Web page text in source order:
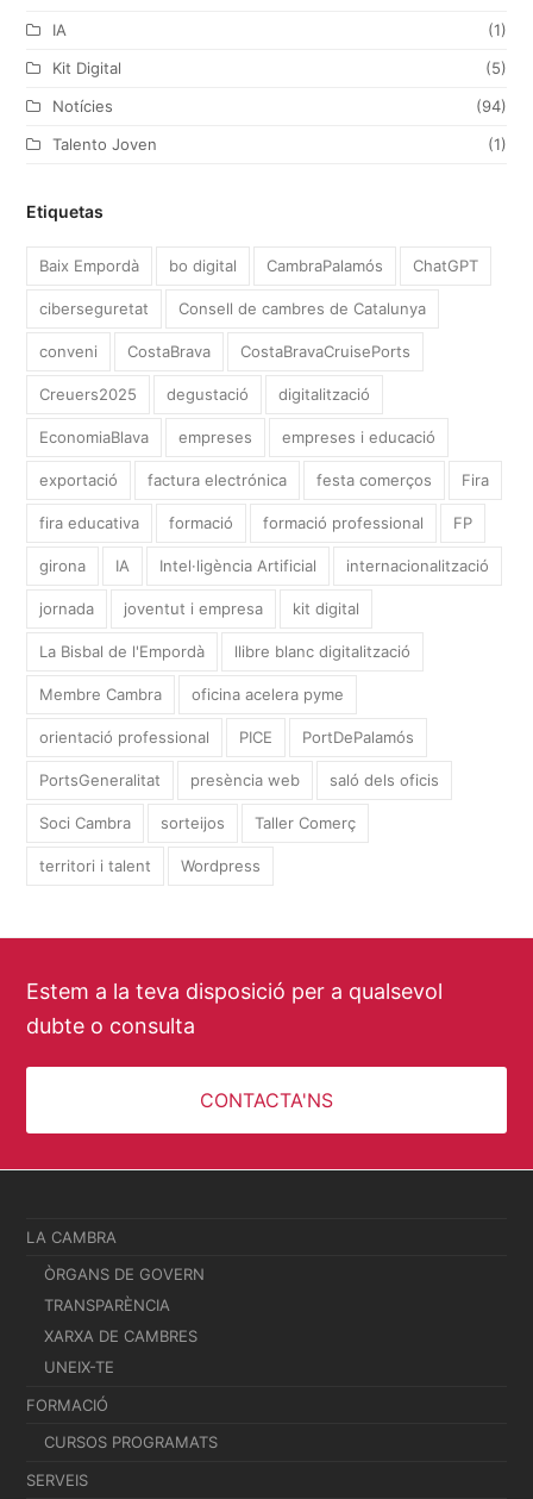
IA
(1)
Kit Digital
(5)
Notícies
(94)
Talento Joven
(1)
Etiquetas
Baix Empordà bo digital CambraPalamós ChatGPT
ciberseguretat Consell de cambres de Catalunya
conveni CostaBrava CostaBravaCruisePorts
Creuers2025 degustació digitalització
EconomiaBlava empreses empreses i educació
exportació factura electrónica festa comerços Fira
fira educativa formació formació professional FP
girona IA Intel·ligència Artificial internacionalització
jornada joventut i empresa kit digital
La Bisbal de l'Empordà llibre blanc digitalització
Membre Cambra oficina acelera pyme
orientació professional PICE PortDePalamós
PortsGeneralitat presència web saló dels oficis
Soci Cambra sorteijos Taller Comerç
territori i talent Wordpress
Estem a la teva disposició per a qualsevol
dubte o consulta
CONTACTA'NS
LA CAMBRA
ÒRGANS DE GOVERN
TRANSPARÈNCIA
XARXA DE CAMBRES
UNEIX-TE
FORMACIÓ
CURSOS PROGRAMATS
SERVEIS